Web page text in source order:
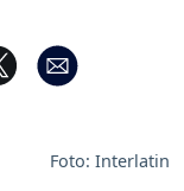
Foto: Interlatin